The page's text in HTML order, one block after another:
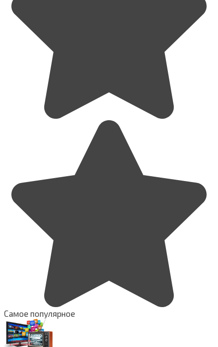
Самое популярное